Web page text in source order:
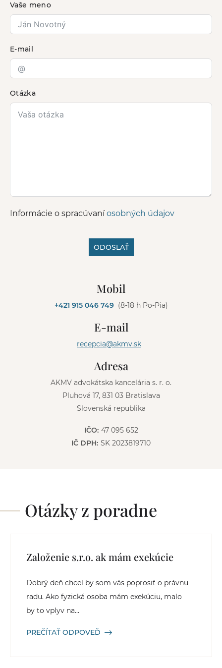
Vaše meno
E-mail
Otázka
Informácie o spracúvaníosobných údajov
ODOSLAŤ
Mobil
+421 915 046 749 (8-18 h Po-Pia)
E-mail
recepcia@akmv.sk
Adresa
AKMV advokátska kancelária s. r. o.
Pluhová 17, 831 03 Bratislava
Slovenská republika
IČO: 47 095 652
IČ DPH: SK 2023819710
Otázky z poradne
Založenie s.r.o. ak mám exekúcie
Dobrý deň chcel by som vás poprosiť o právnu
radu. Ako fyzická osoba mám exekúciu, malo
by to vplyv na...
PREČÍTAŤ ODPOVEĎ